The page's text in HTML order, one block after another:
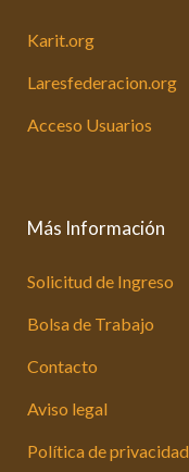
Karit.org
Laresfederacion.org
Acceso Usuarios
Más Información
Solicitud de Ingreso
Bolsa de Trabajo
Contacto
Aviso legal
Política de privacidad